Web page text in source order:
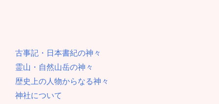
古事記・日本書紀の神々
霊山・自然山岳の神々
歴史上の人物からなる神々
神社について